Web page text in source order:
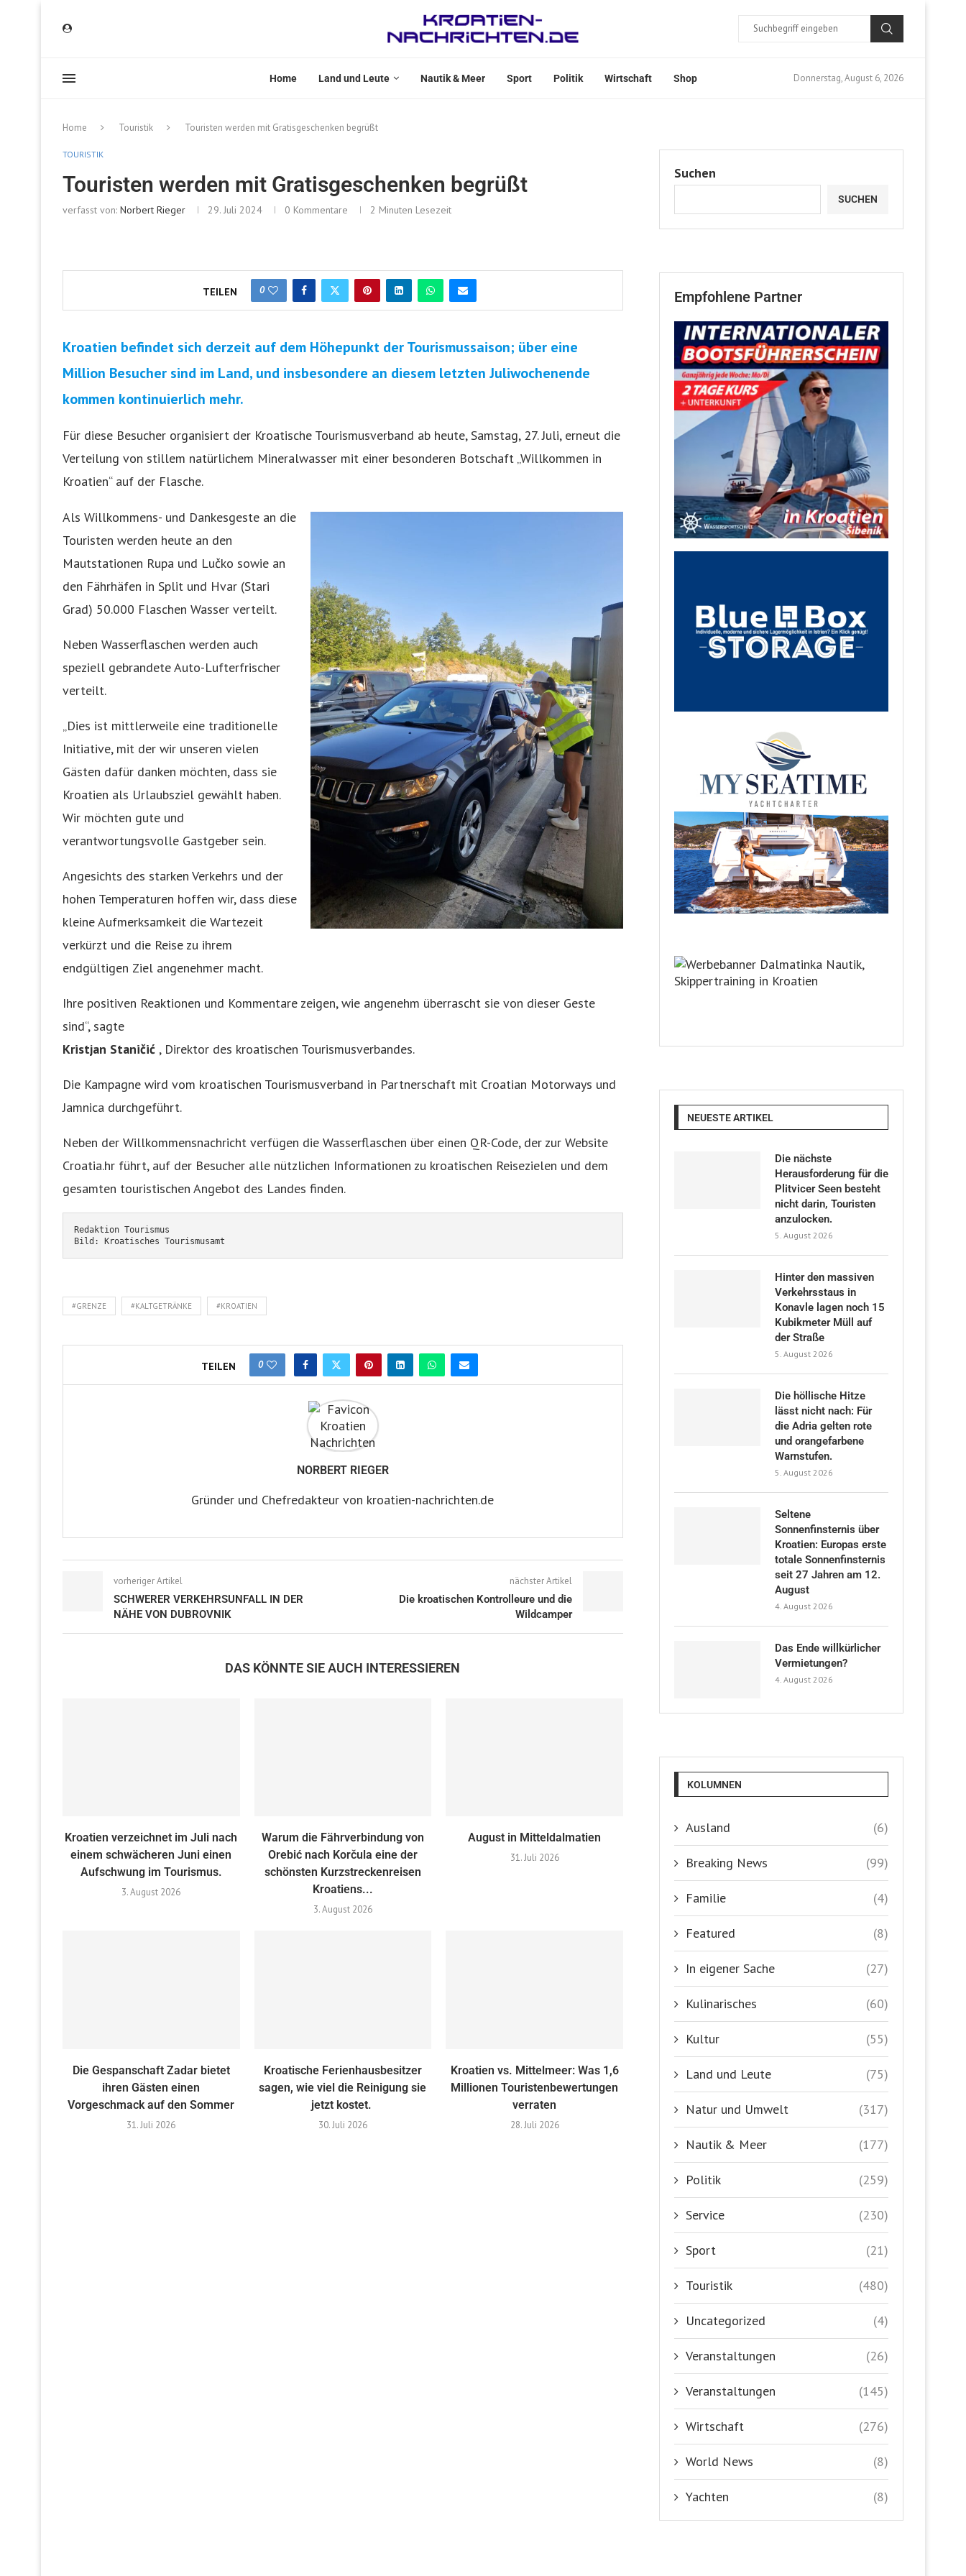
Home Land und Leute Nautik & Meer Sport Politik Wirtschaft Shop Donnerstag, August 6, 2026
Home Touristik Touristen werden mit Gratisgeschenken begrüßt
TOURISTIK
Touristen werden mit Gratisgeschenken begrüßt
verfasst von: Norbert Rieger 29. Juli 2024 0 Kommentare 2 Minuten Lesezeit
TEILEN 0
Kroatien befindet sich derzeit auf dem Höhepunkt der Tourismussaison; über eine
Million Besucher sind im Land, und insbesondere an diesem letzten Juliwochenende
kommen kontinuierlich mehr.
Für diese Besucher organisiert der Kroatische Tourismusverband ab heute, Samstag, 27. Juli, erneut die
Verteilung von stillem natürlichem Mineralwasser mit einer besonderen Botschaft „Willkommen in
Kroatien“ auf der Flasche.
Als Willkommens- und Dankesgeste an die
Touristen werden heute an den
Mautstationen Rupa und Lučko sowie an
den Fährhäfen in Split und Hvar (Stari
Grad) 50.000 Flaschen Wasser verteilt.
Neben Wasserflaschen werden auch
speziell gebrandete Auto-Lufterfrischer
verteilt.
„Dies ist mittlerweile eine traditionelle
Initiative, mit der wir unseren vielen
Gästen dafür danken möchten, dass sie
Kroatien als Urlaubsziel gewählt haben.
Wir möchten gute und
verantwortungsvolle Gastgeber sein.
Angesichts des starken Verkehrs und der
hohen Temperaturen hoffen wir, dass diese
kleine Aufmerksamkeit die Wartezeit
verkürzt und die Reise zu ihrem
endgültigen Ziel angenehmer macht.
Ihre positiven Reaktionen und Kommentare zeigen, wie angenehm überrascht sie von dieser Geste
sind“, sagte
Kristjan Staničić , Direktor des kroatischen Tourismusverbandes.
Die Kampagne wird vom kroatischen Tourismusverband in Partnerschaft mit Croatian Motorways und
Jamnica durchgeführt.
Neben der Willkommensnachricht verfügen die Wasserflaschen über einen QR-Code, der zur Website
Croatia.hr führt, auf der Besucher alle nützlichen Informationen zu kroatischen Reisezielen und dem
gesamten touristischen Angebot des Landes finden.
Redaktion Tourismus
Bild: Kroatisches Tourismusamt
#GRENZE #KALTGETRÄNKE #KROATIEN
TEILEN 0
NORBERT RIEGER
Gründer und Chefredakteur von kroatien-nachrichten.de
vorheriger Artikel
SCHWERER VERKEHRSUNFALL IN DER
NÄHE VON DUBROVNIK
nächster Artikel
Die kroatischen Kontrolleure und die
Wildcamper
DAS KÖNNTE SIE AUCH INTERESSIEREN
Kroatien verzeichnet im Juli nach
einem schwächeren Juni einen
Aufschwung im Tourismus.
3. August 2026
Warum die Fährverbindung von
Orebić nach Korčula eine der
schönsten Kurzstreckenreisen
Kroatiens...
3. August 2026
August in Mitteldalmatien
31. Juli 2026
Die Gespanschaft Zadar bietet
ihren Gästen einen
Vorgeschmack auf den Sommer
31. Juli 2026
Kroatische Ferienhausbesitzer
sagen, wie viel die Reinigung sie
jetzt kostet.
30. Juli 2026
Kroatien vs. Mittelmeer: ​​Was 1,6
Millionen Touristenbewertungen
verraten
28. Juli 2026
Suchen
SUCHEN
Empfohlene Partner
NEUESTE ARTIKEL
Die nächste
Herausforderung für die
Plitvicer Seen besteht
nicht darin, Touristen
anzulocken.
5. August 2026
Hinter den massiven
Verkehrsstaus in
Konavle lagen noch 15
Kubikmeter Müll auf
der Straße
5. August 2026
Die höllische Hitze
lässt nicht nach: Für
die Adria gelten rote
und orangefarbene
Warnstufen.
5. August 2026
Seltene
Sonnenfinsternis über
Kroatien: Europas erste
totale Sonnenfinsternis
seit 27 Jahren am 12.
August
4. August 2026
Das Ende willkürlicher
Vermietungen?
4. August 2026
KOLUMNEN
Ausland (6)
Breaking News (99)
Familie (4)
Featured (8)
In eigener Sache (27)
Kulinarisches (60)
Kultur (55)
Land und Leute (75)
Natur und Umwelt (317)
Nautik & Meer (177)
Politik (259)
Service (230)
Sport (21)
Touristik (480)
Uncategorized (4)
Veranstaltungen (26)
Veranstaltungen (145)
Wirtschaft (276)
World News (8)
Yachten (8)